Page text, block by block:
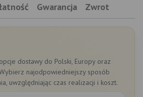
Gwarancja Zwrot
dostawy do Polski, Europy oraz
najodpowiedniejszy sposób
uwzględniając czas realizacji i koszt.